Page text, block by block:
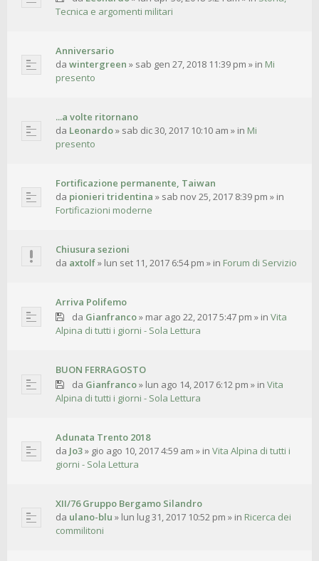
Tecnica e argomenti militari
Anniversario
da wintergreen » sab gen 27, 2018 11:39 pm » in Mi
presento
...a volte ritornano
da Leonardo» sab dic 30, 2017 10:10 am » in Mi
presento
Fortificazione permanente, Taiwan
da pionieri tridentina » sab nov 25, 2017 8:39 pm » in
Fortificazioni moderne
Chiusura sezioni
da axtolf» lun set 11, 2017 6:54 pm » in Forum di Servizio
Arriva Polifemo
da Gianfranco» mar ago 22, 2017 5:47 pm » in Vita
Alpina di tutti i giorni - Sola Lettura
BUON FERRAGOSTO
da Gianfranco» lun ago 14, 2017 6:12 pm » in Vita
Alpina di tutti i giorni - Sola Lettura
Adunata Trento 2018
da Jo3» gio ago 10, 2017 4:59 am » in Vita Alpina di tutti i
giorni - Sola Lettura
XII/76 Gruppo Bergamo Silandro
da ulano-blu » lun lug 31, 2017 10:52 pm » in Ricerca dei
commilitoni